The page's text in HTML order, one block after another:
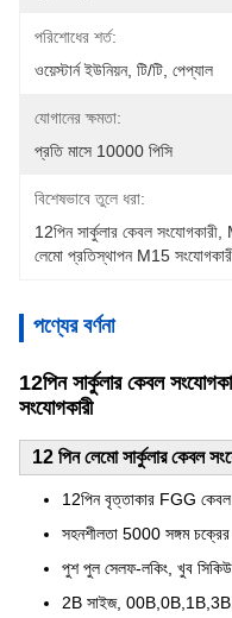
পরিশোধের শর্ত:
ওয়েস্টার্ন ইউনিয়ন, টি/টি, পেপ্যাল
যোগানের ক্ষমতা:
প্রতি মাসে 10000 পিসি
বিশেষভাবে তুলে ধরা:
12পিন সার্কুলার কেবল সংযোগকারী
লেমো প্রতিস্থাপন M15
পণ্যের বর্ণনা
12পিন সার্কুলার কেবল
সংযোগকারী
12 পিন লেমো সার্কুলার কেবল
12পিন বৃত্তাকার FGG কেবল
সহনশীলতা 5000 সঙ্গম চক্রের
পুশ পুল সেলফ-লকিং, খুব
2B সাইজ,